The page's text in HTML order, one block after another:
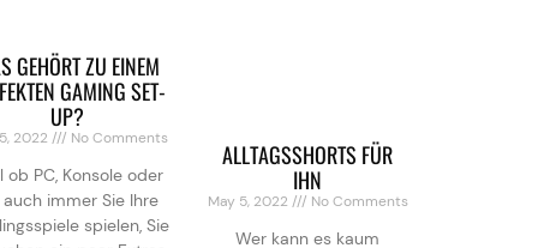
GEHÖRT ZU EINEM
GAMING SET-
UP?
2022 No Comments
ob PC, Konsole oder
immer Sie Ihre
spielen, Sie
ALLTAGSSHORTS FÜR
IHN
May 5, 2022 No Comments
Wer kann es kaum